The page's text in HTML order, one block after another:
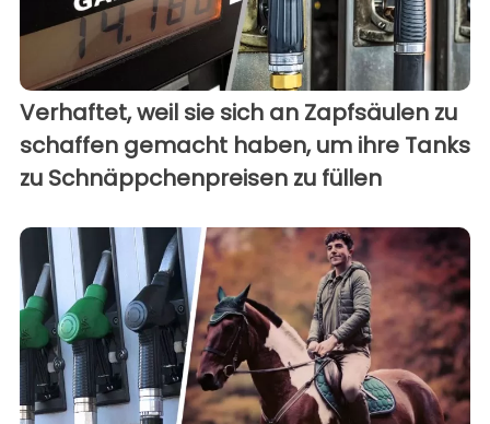
Verhaftet, weil sie sich an Zapfsäulen zu
schaffen gemacht haben, um ihre Tanks
zu Schnäppchenpreisen zu füllen